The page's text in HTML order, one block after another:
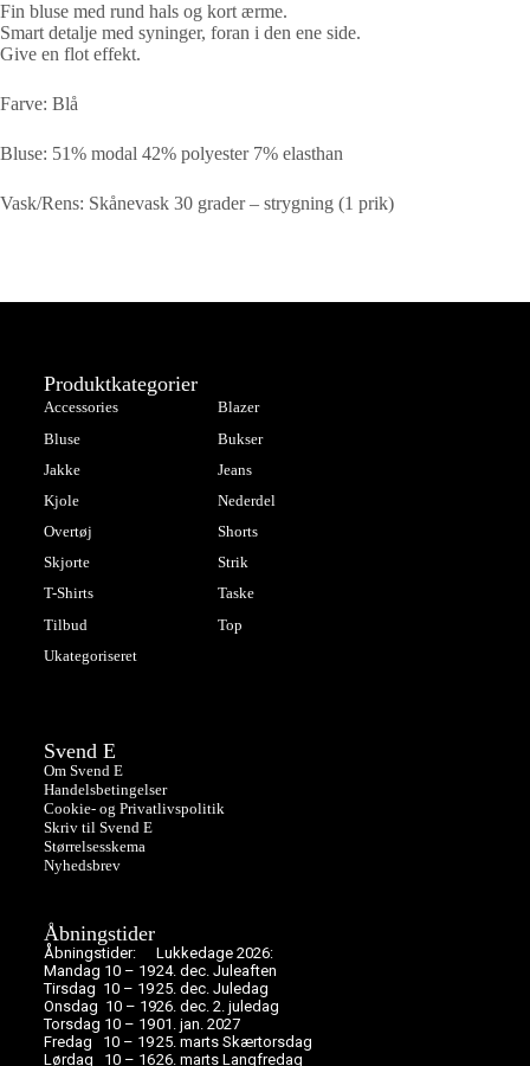
Fin bluse med rund hals og kort ærme.
Smart detalje med syninger, foran i den ene side.
Give en flot effekt.
Farve: Blå
Bluse: 51% modal 42% polyester 7% elasthan
Vask/Rens: Skånevask 30 grader – strygning (1 prik)
Produktkategorier
Accessories
Blazer
Bluse
Bukser
Jakke
Jeans
Kjole
Nederdel
Overtøj
Shorts
Skjorte
Strik
T-Shirts
Taske
Tilbud
Top
Ukategoriseret
Svend E
Om Svend E
Handelsbetingelser
Cookie- og Privatlivspolitik
Skriv til Svend E
Størrelsesskema
Nyhedsbrev
Åbningstider
Åbningstider:
Mandag 10 – 19
Tirsdag 10 – 19
Onsdag 10 – 19
Torsdag 10 – 19
Fredag 10 – 19
Lørdag 10 – 16
Lukkedage 2026:
24. dec. Juleaften
25. dec. Juledag
26. dec. 2. juledag
01. jan. 2027
25. marts Skærtorsdag
26. marts Langfredag